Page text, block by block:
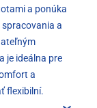
a ponúka
a
je ideálna pre
a
flexibilní.